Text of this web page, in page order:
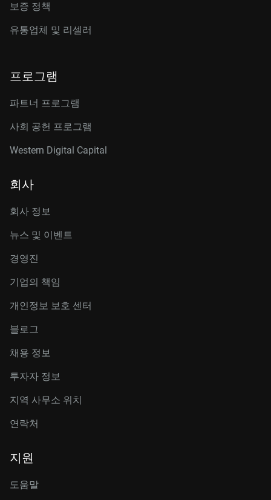
보증 정책
유통업체 및 리셀러
프로그램
파트너 프로그램
사회 공헌 프로그램
Western Digital Capital
회사
회사 정보
뉴스 및 이벤트
경영진
기업의 책임
개인정보 보호 센터
블로그
채용 정보
투자자 정보
지역 사무소 위치
연락처
지원
도움말